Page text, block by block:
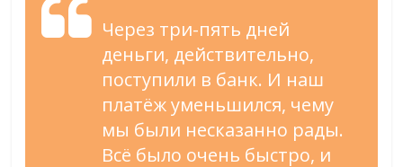
Через три-пять дней
деньги, действительно,
поступили в банк. И наш
платёж уменьшился, чему
мы были несказанно рады.
Всё было очень быстро, и